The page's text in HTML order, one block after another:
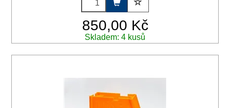
850,00 Kč
Skladem: 4 kusů